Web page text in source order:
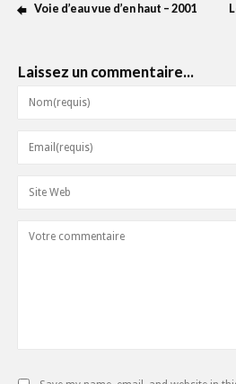
Voie d’eau vue d’en haut – 2001
Laissez un commentaire...